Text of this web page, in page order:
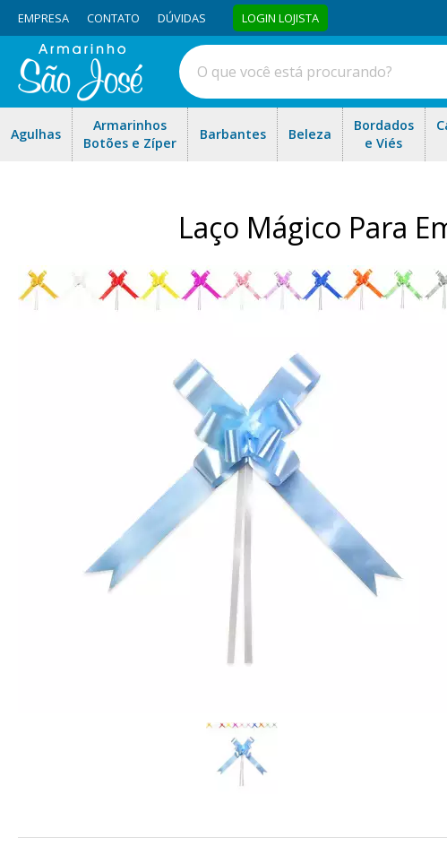
EMPRESA CONTATO DÚVIDAS LOGIN LOJISTA
Agulhas
Armarinhos
Botões e Zíper
Barbantes Beleza
Bordados
e Viés
Laço Mágico Para